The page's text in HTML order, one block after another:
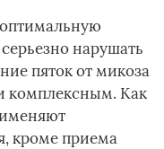
нарушать
пяток от микоза
комплексным. Как
кроме приема